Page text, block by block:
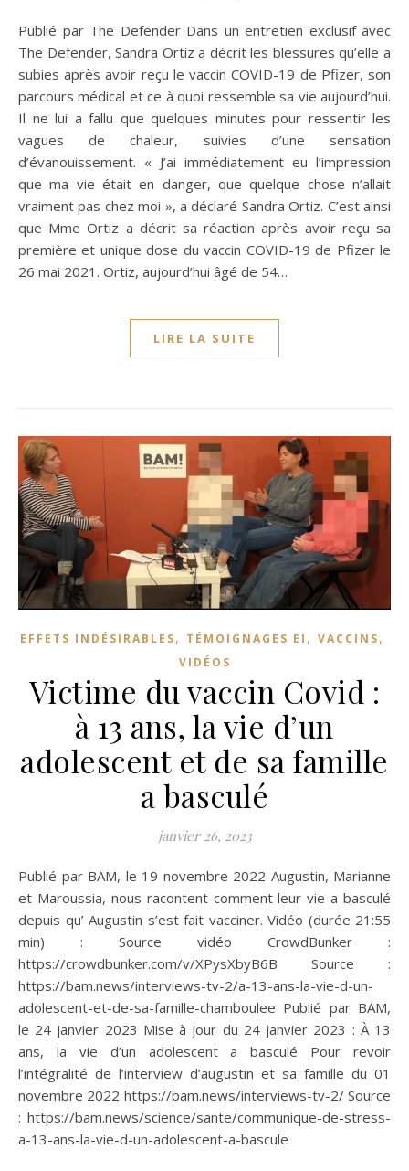
Publié par The Defender Dans un entretien exclusif avec
The Defender, Sandra Ortiz a décrit les blessures qu’elle a
subies après avoir reçu le vaccin COVID-19 de Pfizer, son
parcours médical et ce à quoi ressemble sa vie aujourd’hui.
Il ne lui a fallu que quelques minutes pour ressentir les
vagues de chaleur, suivies d’une sensation
d’évanouissement. « J’ai immédiatement eu l’impression
que ma vie était en danger, que quelque chose n’allait
vraiment pas chez moi », a déclaré Sandra Ortiz. C’est ainsi
que Mme Ortiz a décrit sa réaction après avoir reçu sa
première et unique dose du vaccin COVID-19 de Pfizer le
26 mai 2021. Ortiz, aujourd’hui âgé de 54…
LIRE LA SUITE
EFFETS INDÉSIRABLES, TÉMOIGNAGES EI , VACCINS,
VIDÉOS
Victime du vaccin Covid :
à 13 ans, la vie d’un
adolescent et de sa famille
a basculé
janvier 26, 2023
Publié par BAM, le 19 novembre 2022 Augustin, Marianne
et Maroussia, nous racontent comment leur vie a basculé
depuis qu’ Augustin s’est fait vacciner. Vidéo (durée 21:55
min) : Source vidéo CrowdBunker :
https://crowdbunker.com/v/XPysXbyB6B Source :
https://bam.news/interviews-tv-2/a-13-ans-la-vie-d-un-
adolescent-et-de-sa-famille-chamboulee Publié par BAM,
le 24 janvier 2023 Mise à jour du 24 janvier 2023 : À 13
ans, la vie d’un adolescent a basculé Pour revoir
l’intégralité de l’interview d’augustin et sa famille du 01
novembre 2022 https://bam.news/interviews-tv-2/ Source
: https://bam.news/science/sante/communique-de-stress-
a-13-ans-la-vie-d-un-adolescent-a-bascule